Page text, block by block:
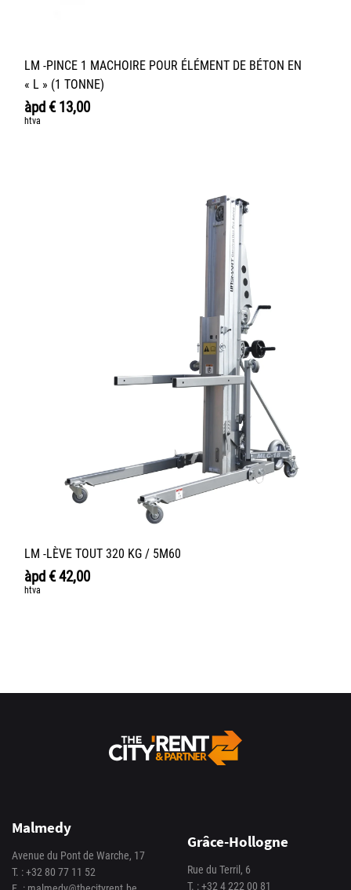
LM -PINCE 1 MACHOIRE POUR ÉLÉMENT DE BÉTON EN
« L » (1 TONNE)
àpd €13,00
htva
LM -LÈVE TOUT 320 KG / 5M60
àpd €42,00
htva
Malmedy
Avenue du Pont de Warche, 17
T. :+32 80 77 11 52
Grâce-Hollogne
Rue du Terril, 6
T. :+32 4 222 00 81